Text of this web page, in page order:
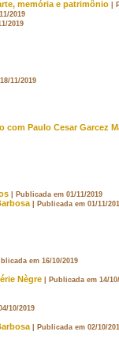
memória e patrimônio |
2019
2019
11/2019
Paulo Cesar Garcez
| Publicada em 01/11/2019
| Publicada em 01/11/
em 16/10/2019
Nègre | Publicada em 14/
10/2019
| Publicada em 02/10/